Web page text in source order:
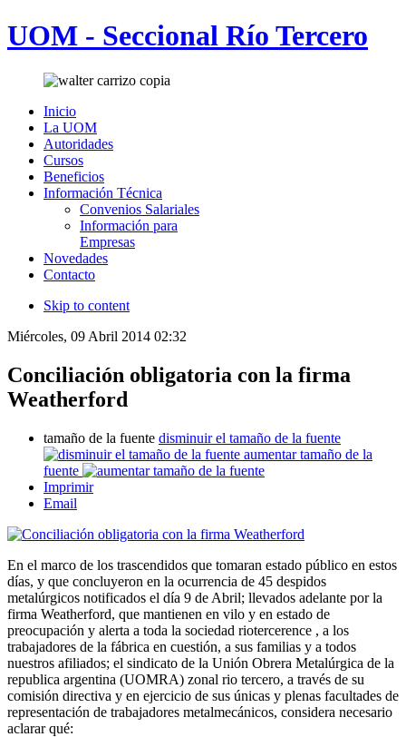
UOM - Seccional Río Tercero
Inicio
La UOM
Autoridades
Cursos
Beneficios
Información Técnica
Convenios Salariales
Información para
Empresas
Novedades
Contacto
Skip to content
Miércoles, 09 Abril 2014 02:32
Conciliación obligatoria con la firma
Weatherford
tamaño de la fuente disminuir el tamaño de la fuente
aumentar tamaño de la
fuente
Imprimir
Email
En el marco de los trascendidos que tomaran estado público en estos
días, y que concluyeron en la ocurrencia de 45 despidos
metalúrgicos notificados el día 9 de Abril; llevados adelante por la
firma Weatherford, que mantienen en vilo y en estado de
preocupación y alerta a toda la sociedad riotercerence , a los
trabajadores de la fábrica en cuestión, a sus familias y a todos
nuestros afiliados; el sindicato de la Unión Obrera Metalúrgica de la
republica argentina (UOMRA) zonal rio tercero, a través de su
comisión directiva y en ejercicio de sus únicas y plenas facultades de
representación de trabajadores metalmecánicos, considera necesario
aclarar qué: